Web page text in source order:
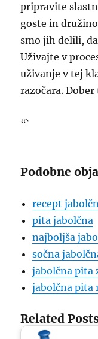
pripravite
goste in
smo jih delili,
Uživajte v
uživanje v tej
razočara. Dober
“`
Podobne
recept
pita jabolčna
najboljša
sočna
jabolčna pita
jabolčna pita
Related